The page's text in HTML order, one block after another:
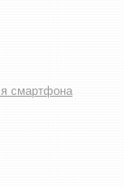
смартфона